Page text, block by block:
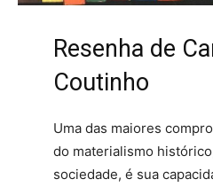
Resenha de
Coutinho
Uma das maiores
do materialismo
sociedade, é sua